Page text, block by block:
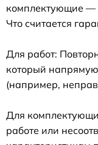
комплектующие —
Что считается
Для работ:
который
(например,
Для
работе или